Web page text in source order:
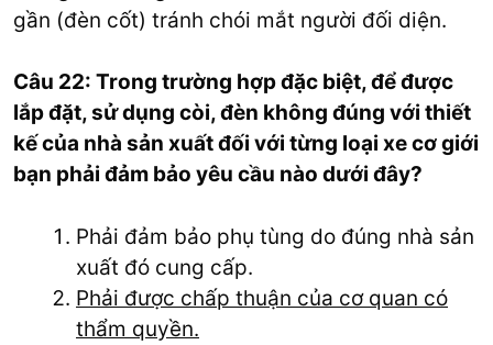
gần (đèn cốt) tránh chói mắt người đối diện.
Câu 22: Trong trường hợp đặc biệt, để được
lắp đặt, sử dụng còi, đèn không đúng với thiết
kế của nhà sản xuất đối với từng loại xe cơ giới
bạn phải đảm bảo yêu cầu nào dưới đây?
Phải đảm bảo phụ tùng do đúng nhà sản
xuất đó cung cấp.
Phải được chấp thuận của cơ quan có
thẩm quyền.